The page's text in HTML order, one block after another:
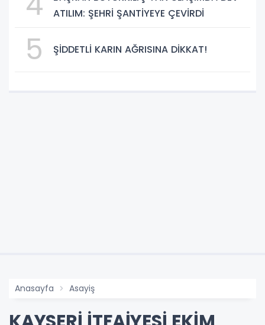
ATILIM: ŞEHRİ ŞANTİYEYE ÇEVİRDİ
5 ŞİDDETLİ KARIN AĞRISINA DİKKAT!
Anasayfa Asayiş